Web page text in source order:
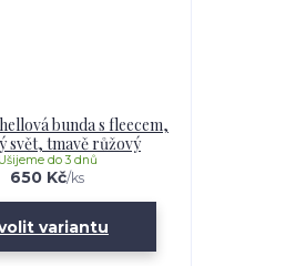
bunda s fleecem,
svět, tmavě růžový
650 Kč/ks
Ušijeme do 3 dnů
variantu